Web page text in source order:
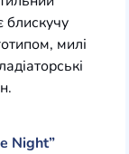
блискучу
милі
Night”